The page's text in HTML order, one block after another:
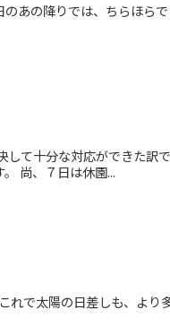
あの降りでは、ちらほら
て十分な対応ができた訳
尚、７日は休園...
れで太陽の日差しも、よ